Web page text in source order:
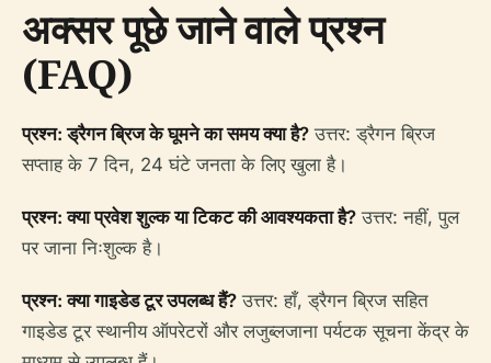
अक्सर पूछे जाने वाले प्रश्न
(FAQ)
प्रश्न: ड्रैगन ब्रिज के घूमने का समय क्या है? उत्तर: ड्रैगन ब्रिज
सप्ताह के 7 दिन, 24 घंटे जनता के लिए खुला है।
प्रश्न: क्या प्रवेश शुल्क या टिकट की आवश्यकता है? उत्तर: नहीं, पुल
पर जाना निःशुल्क है।
प्रश्न: क्या गाइडेड टूर उपलब्ध हैं? उत्तर: हाँ, ड्रैगन ब्रिज सहित
गाइडेड टूर स्थानीय ऑपरेटरों और लजुब्लजाना पर्यटक सूचना केंद्र के